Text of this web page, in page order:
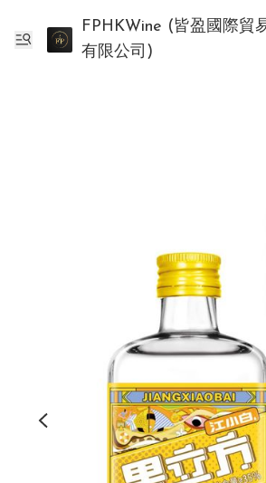
FPHKWine (皆盈國際貿易
有限公司)